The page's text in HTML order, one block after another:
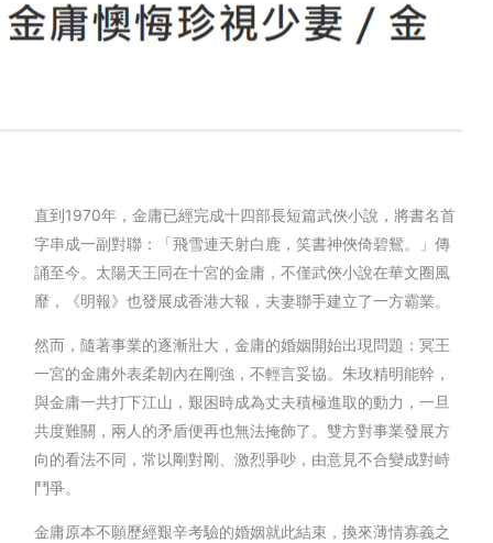
直到1970年，金庸已經完成十四部長短篇武俠小說，將書名首
字串成一副對聯：「飛雪連天射白鹿，笑書神俠倚碧鴛。」傳
誦至今。太陽天王同在十宮的金庸，不僅武俠小說在華文圈風
靡，《明報》也發展成香港大報，夫妻聯手建立了一方霸業。
然而，隨著事業的逐漸壯大，金庸的婚姻開始出現問題：冥王
一宮的金庸外表柔韌內在剛強，不輕言妥協。朱玫精明能幹，
與金庸一共打下江山，艱困時成為丈夫積極進取的動力，一旦
共度難關，兩人的矛盾便再也無法掩飾了。雙方對事業發展方
向的看法不同，常以剛對剛、激烈爭吵，由意見不合變成對峙
鬥爭。
金庸原本不願歷經艱辛考驗的婚姻就此結束，換來薄情寡義之